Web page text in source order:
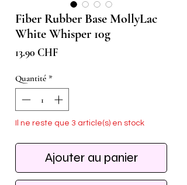
Fiber Rubber Base MollyLac
White Whisper 10g
13.90 CHFPrix
Quantité *
Il ne reste que 3 article(s) en stock
Ajouter au panier